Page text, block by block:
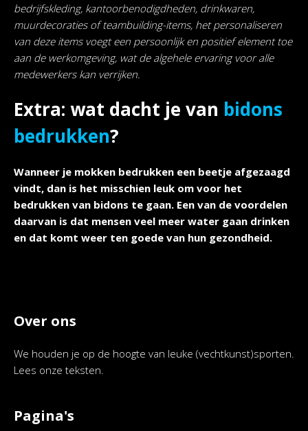
bedrijfskleding, kantoorbenodigdheden, drinkwaren,
muurdecoraties of teambuilding-items, het personaliseren
van deze items voegt een persoonlijk en positief element toe
aan de werkomgeving, wat de algehele ervaring voor alle
medewerkers kan verrijken.
Extra: wat dacht je van bidons
bedrukken?
Wanneer je mokken bedrukken een beetje afgezaagd
vindt, dan is het misschien leuk om voor het
bedrukken van bidons te gaan. Een van de voordelen
daarvan is dat mensen veel meer water gaan drinken
en dat komt weer ten goede van hun gezondheid.
Over ons
We houden je op de hoogte van leuke (vechtkunst)sporten.
Lees onze teksten.
Pagina's